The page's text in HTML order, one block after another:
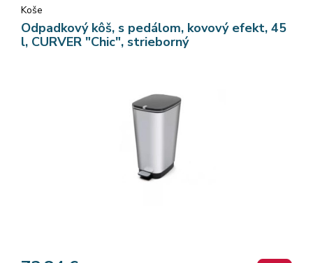
Koše
Odpadkový kôš, s pedálom, kovový efekt, 45
l, CURVER "Chic", strieborný